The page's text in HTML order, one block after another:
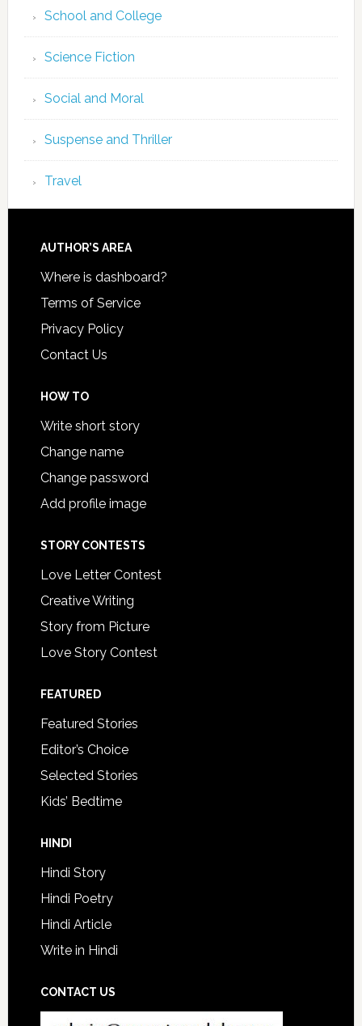
School and College
Science Fiction
Social and Moral
Suspense and Thriller
Travel
AUTHOR’S AREA
Where is dashboard?
Terms of Service
Privacy Policy
Contact Us
HOW TO
Write short story
Change name
Change password
Add profile image
STORY CONTESTS
Love Letter Contest
Creative Writing
Story from Picture
Love Story Contest
FEATURED
Featured Stories
Editor’s Choice
Selected Stories
Kids’ Bedtime
HINDI
Hindi Story
Hindi Poetry
Hindi Article
Write in Hindi
CONTACT US